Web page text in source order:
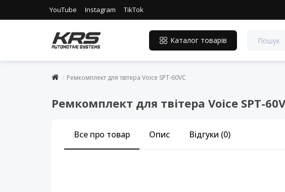
YouTube Instagram TikTok
Каталог товарів
Ремкомплект для твітера Voice SPT-60VC
Ремкомплект для твітера Voice SPT-
Все про товар Опис Відгуки (0)